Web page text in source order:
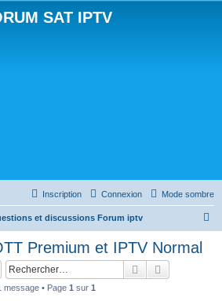
SAT IPTV
Mode sombre
Connexion
Inscription
et discussions Forum iptv
Premium et IPTV Normal
Rechercher
message • Page 1 sur 1